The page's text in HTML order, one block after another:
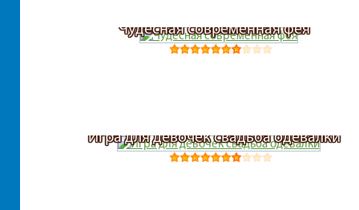
Чудесная современная фея
Игра для девочек свадьба одевалки